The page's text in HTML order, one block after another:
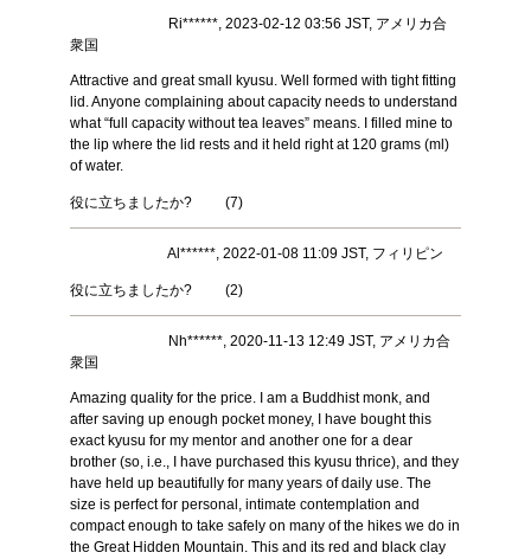
Ri******, 2023-02-12 03:56 JST, アメリカ合
衆国
Attractive and great small kyusu. Well formed with tight fitting
lid. Anyone complaining about capacity needs to understand
what “full capacity without tea leaves” means. I filled mine to
the lip where the lid rests and it held right at 120 grams (ml)
of water.
役に立ちましたか? (7)
Al******, 2022-01-08 11:09 JST, フィリピン
役に立ちましたか? (2)
Nh******, 2020-11-13 12:49 JST, アメリカ合
衆国
Amazing quality for the price. I am a Buddhist monk, and
after saving up enough pocket money, I have bought this
exact kyusu for my mentor and another one for a dear
brother (so, i.e., I have purchased this kyusu thrice), and they
have held up beautifully for many years of daily use. The
size is perfect for personal, intimate contemplation and
compact enough to take safely on many of the hikes we do in
the Great Hidden Mountain. This and its red and black clay